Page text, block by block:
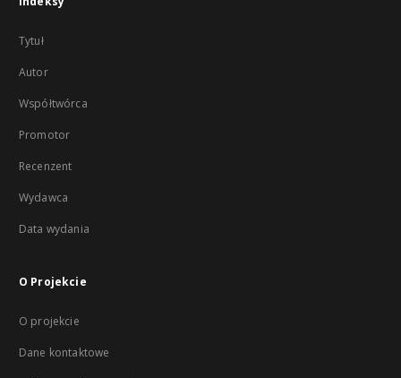
Tytuł
Autor
Współtwórca
Promotor
Recenzent
Wydawca
Data wydania
O Projekcie
O projekcie
Dane kontaktowe